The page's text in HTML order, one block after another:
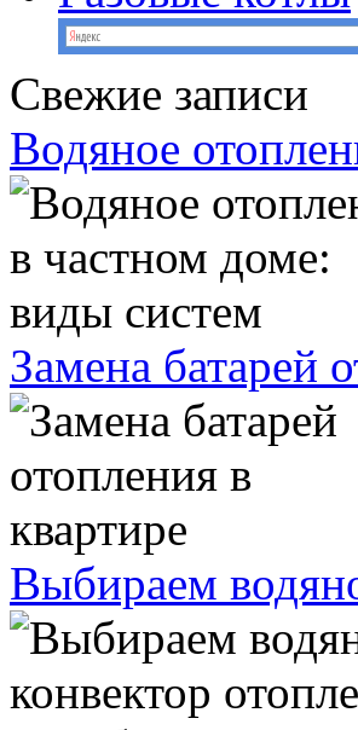
Свежие записи
Водяное
Замена батарей
Выбираем